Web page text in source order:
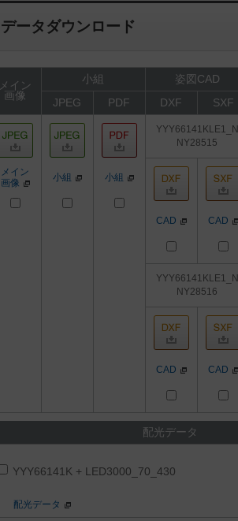
データダウンロード
メイン
画像
小組 姿図CAD
JPEG
PDF DXF SXF
メイン
画像
小組 小組
YYY66141KLE1_N
NY28515
CAD CAD
YYY66141KLE1_N
NY28516
CAD CAD
配光データ
YYY66141K + LED3000_70_430
配光データ